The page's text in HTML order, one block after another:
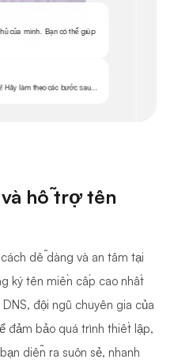
của mình. Bạn có thể giúp
Hãy làm theo các bước sau...
hỗ trợ tên
dễ dàng và an tâm tại
ký tên miền cấp cao nhất
đội ngũ chuyên gia của
đảm bảo quá trình thiết lập,
diễn ra suôn sẻ, nhanh